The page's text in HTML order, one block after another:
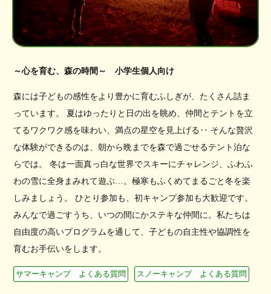
～心を育む、森の時間～ 小学生個人向け
森には子どもの感性をより豊かに育むふしぎが、たくさん詰ま
っています。 夏はゆったりと日の出を眺め、仲間とテントを立
てるワクワク感を味わい、満点の星空を見上げる‥ そんな贅沢
な体験ができるのは、朝から晩までを森で過ごせるテント泊な
らでは。 冬は一面真っ白な世界でスキーにチャレンジ、ふわふ
わの雪に全身まみれて遊ぶ…。極寒もふくめてまるごと冬を楽
しみましょう。 ひとり参加も、初キャンプ参加も大歓迎です。
みんなで過ごすうち、いつの間にかステキな仲間に。私たちは
自由度の高いプログラムを通して、子どもの自主性や協調性を
育むお手伝いをします。
サマーキャンプ よくある質問 スノーキャンプ よくある質問